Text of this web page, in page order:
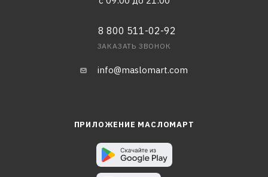
8 800 511-02-92
ЗАКАЗАТЬ ЗВОНОК
info@maslomart.com
ПРИЛОЖЕНИЕ МАСЛОМАРТ